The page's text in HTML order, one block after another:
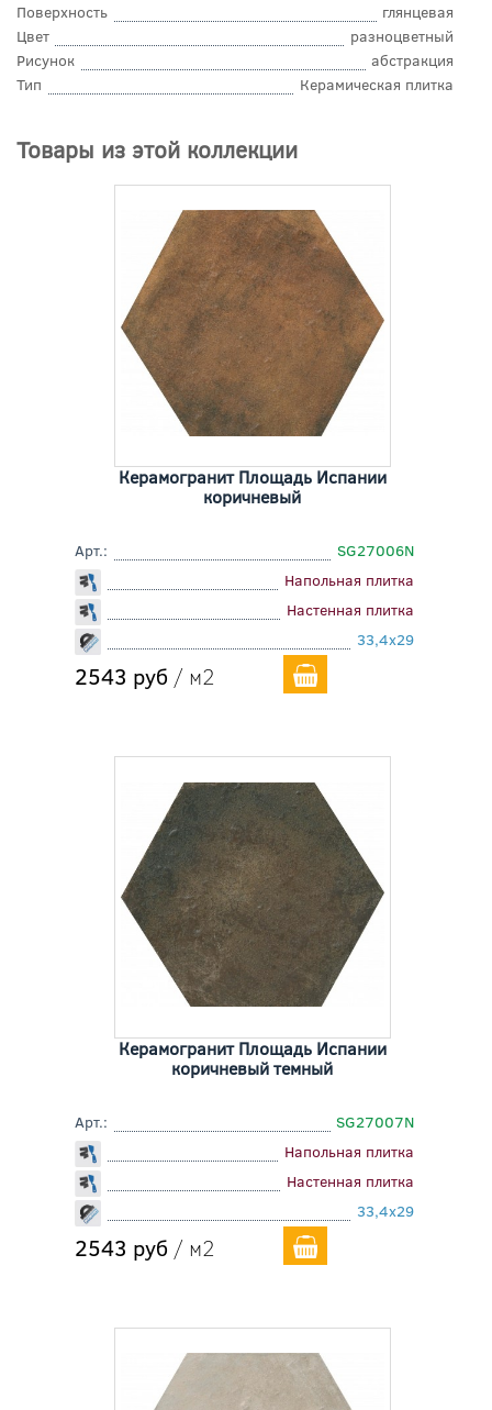
Поверхность
глянцевая
Цвет
разноцветный
Рисунок
абстракция
Тип
Керамическая плитка
Товары из этой коллекции
Керамогранит Площадь Испании
коричневый
Арт.:
SG27006N
Напольная плитка
Настенная плитка
33,4x29
2543 руб / м2
Керамогранит Площадь Испании
коричневый темный
Арт.:
SG27007N
Напольная плитка
Настенная плитка
33,4x29
2543 руб / м2